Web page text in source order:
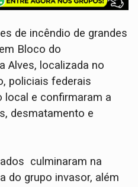
de incêndio de grandes
Bloco do
Alves, localizada no
policiais federais
local e confirmaram a
desmatamento e
culminaram na
do grupo invasor, além